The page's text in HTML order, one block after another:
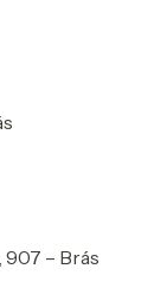
907 – Brás